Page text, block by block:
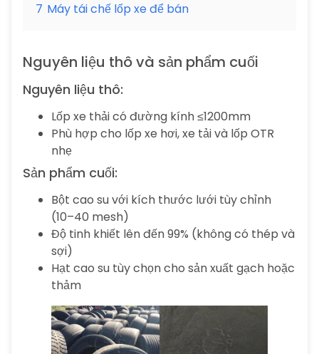
7 Máy tái chế lốp xe để bán
Nguyên liệu thô và sản phẩm cuối
Nguyên liệu thô:
Lốp xe thải có đường kính ≤1200mm
Phù hợp cho lốp xe hơi, xe tải và lốp OTR
nhẹ
Sản phẩm cuối:
Bột cao su với kích thước lưới tùy chỉnh
(10–40 mesh)
Độ tinh khiết lên đến 99% (không có thép và
sợi)
Hạt cao su tùy chọn cho sản xuất gạch hoặc
thảm